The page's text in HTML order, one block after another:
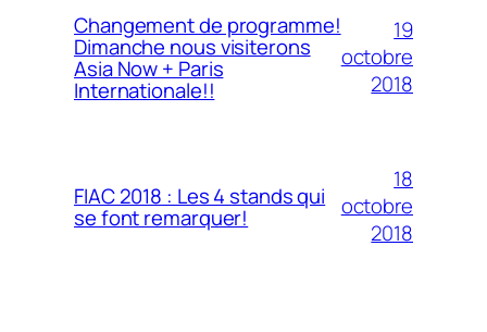
Changement de programme!
Dimanche nous visiterons
Asia Now + Paris
Internationale!!
19
octobre
2018
FIAC 2018 : Les 4 stands qui
se font remarquer!
18
octobre
2018